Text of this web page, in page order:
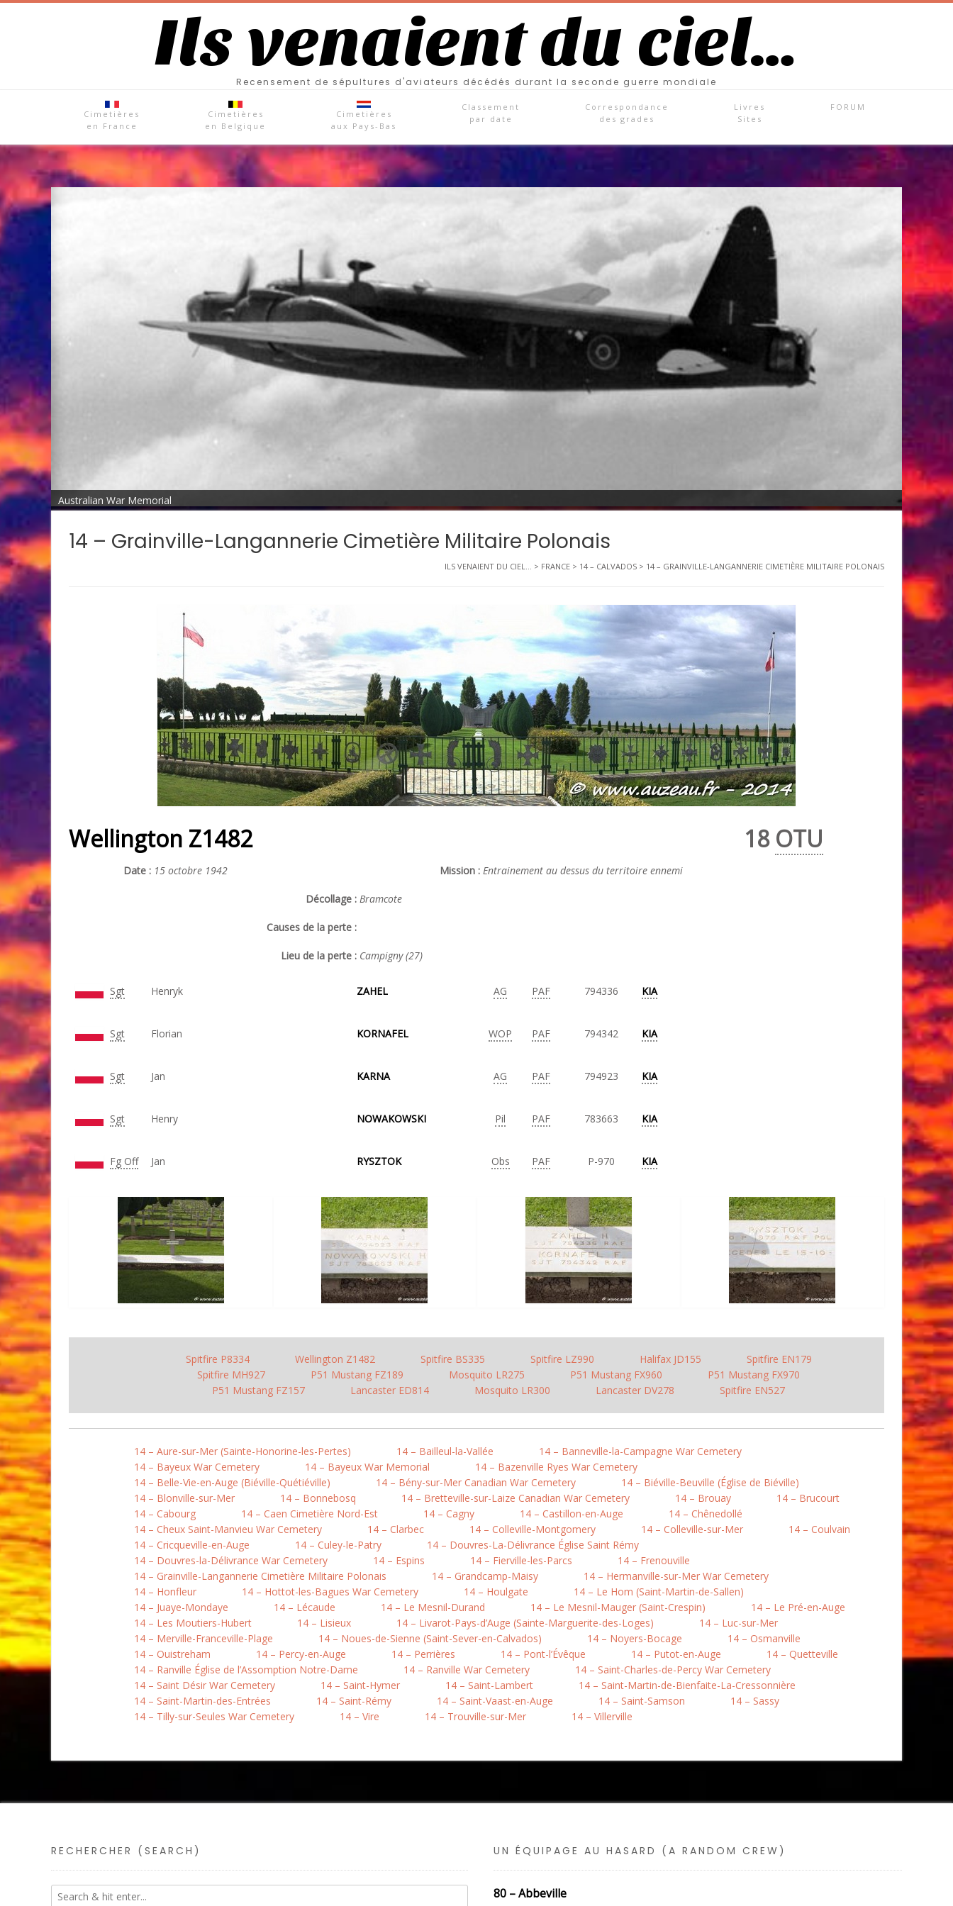
Ils venaient du ciel…
Recensement de sépultures d'aviateurs décédés durant la seconde guerre mondiale
Cimetières
en France
Cimetières
en Belgique
Cimetières
aux Pays-Bas
Classement
par date
Correspondance
des grades
Livres
Sites
FORUM
Australian War Memorial
14 – Grainville-Langannerie Cimetière Militaire Polonais
ILS VENAIENT DU CIEL... > FRANCE > 14 – CALVADOS > 14 – GRAINVILLE-LANGANNERIE CIMETIÈRE MILITAIRE POLONAIS
Wellington Z1482 18 OTU
Date : 15 octobre 1942 Mission : Entrainement au dessus du territoire ennemi
Décollage : Bramcote
Causes de la perte :
Lieu de la perte : Campigny (27)
Sgt Henryk ZAHEL AG PAF 794336 KIA
Sgt Florian KORNAFEL WOP PAF 794342 KIA
Sgt Jan KARNA AG PAF 794923 KIA
Sgt Henry NOWAKOWSKI Pil PAF 783663 KIA
Fg Off Jan RYSZTOK Obs PAF P-970 KIA
Spitfire P8334 Wellington Z1482 Spitfire BS335 Spitfire LZ990 Halifax JD155
Spitfire EN179
Spitfire MH927
P51 Mustang FZ189 Mosquito LR275 P51 Mustang FX960
P51 Mustang FX970
P51 Mustang FZ157
Lancaster ED814 Mosquito LR300 Lancaster DV278 Spitfire EN527
14 – Aure-sur-Mer (Sainte-Honorine-les-Pertes) 14 – Bailleul-la-Vallée
14 – Banneville-la-Campagne War Cemetery
14 – Bayeux War Cemetery
14 – Bayeux War Memorial
14 – Bazenville Ryes War Cemetery
14 – Belle-Vie-en-Auge (Biéville-Quétiéville)
14 – Bény-sur-Mer Canadian War Cemetery
14 – Biéville-Beuville (Église de Biéville)
14 – Blonville-sur-Mer
14 – Bonnebosq 14 – Bretteville-sur-Laize Canadian War Cemetery 14 – Brouay
14 – Brucourt
14 – Cabourg
14 – Caen Cimetière Nord-Est 14 – Cagny 14 – Castillon-en-Auge
14 – Chênedollé
14 – Cheux Saint-Manvieu War Cemetery
14 – Clarbec 14 – Colleville-Montgomery 14 – Colleville-sur-Mer
14 – Coulvain
14 – Cricqueville-en-Auge
14 – Culey-le-Patry
14 – Douvres-La-Délivrance Église Saint Rémy
14 – Douvres-la-Délivrance War Cemetery
14 – Espins 14 – Fierville-les-Parcs
14 – Frenouville
14 – Grainville-Langannerie Cimetière Militaire Polonais
14 – Grandcamp-Maisy
14 – Hermanville-sur-Mer War Cemetery
14 – Honfleur
14 – Hottot-les-Bagues War Cemetery 14 – Houlgate
14 – Le Hom (Saint-Martin-de-Sallen)
14 – Juaye-Mondaye
14 – Lécaude 14 – Le Mesnil-Durand 14 – Le Mesnil-Mauger (Saint-Crespin)
14 – Le Pré-en-Auge
14 – Les Moutiers-Hubert
14 – Lisieux 14 – Livarot-Pays-d’Auge (Sainte-Marguerite-des-Loges)
14 – Luc-sur-Mer
14 – Merville-Franceville-Plage
14 – Noues-de-Sienne (Saint-Sever-en-Calvados) 14 – Noyers-Bocage
14 – Osmanville
14 – Ouistreham
14 – Percy-en-Auge 14 – Perrières 14 – Pont-l’Évêque 14 – Putot-en-Auge
14 – Quetteville
14 – Ranville Église de l’Assomption Notre-Dame
14 – Ranville War Cemetery
14 – Saint-Charles-de-Percy War Cemetery
14 – Saint Désir War Cemetery
14 – Saint-Hymer 14 – Saint-Lambert
14 – Saint-Martin-de-Bienfaite-La-Cressonnière
14 – Saint-Martin-des-Entrées
14 – Saint-Rémy 14 – Saint-Vaast-en-Auge 14 – Saint-Samson
14 – Sassy
14 – Tilly-sur-Seules War Cemetery
14 – Vire 14 – Trouville-sur-Mer 14 – Villerville
RECHERCHER (SEARCH) UN ÉQUIPAGE AU HASARD (A RANDOM CREW)
80 – Abbeville